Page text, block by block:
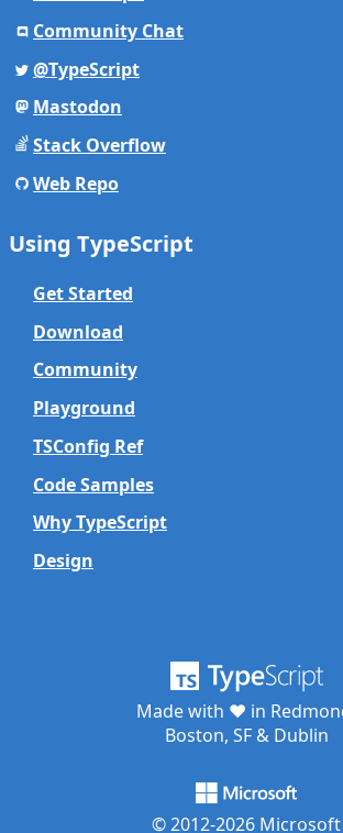
Made with ♥ in
Boston, SF & Dublin
© 2012-2026 Microsoft
Using TypeScript
Get Started
Download
Community
Playground
TSConfig Ref
Code Samples
Why TypeScript
Design
Community Chat
@TypeScript
Mastodon
Stack Overflow
Web Repo